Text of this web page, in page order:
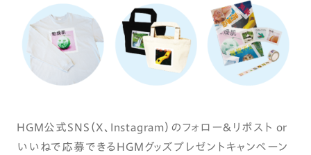
HGM公式SNS（X、Instagram）のフォロー＆リポスト or
いいねで応募できるHGMグッズプレゼントキャンペーン